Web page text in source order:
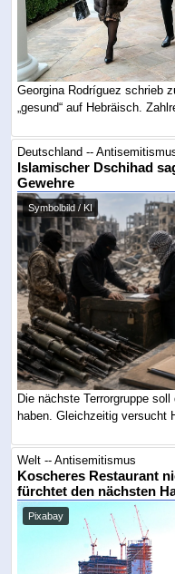
Georgina Rodríguez schrieb
„gesund“ auf Hebräisch.
Deutschland --
Islamischer Dschihad
Gewehre
Symbolbild / KI
Die nächste Terrorgruppe
haben. Gleichzeitig versucht
Welt -- Antisemitismus
Koscheres Restaurant
fürchtet den nächsten
Pixabay